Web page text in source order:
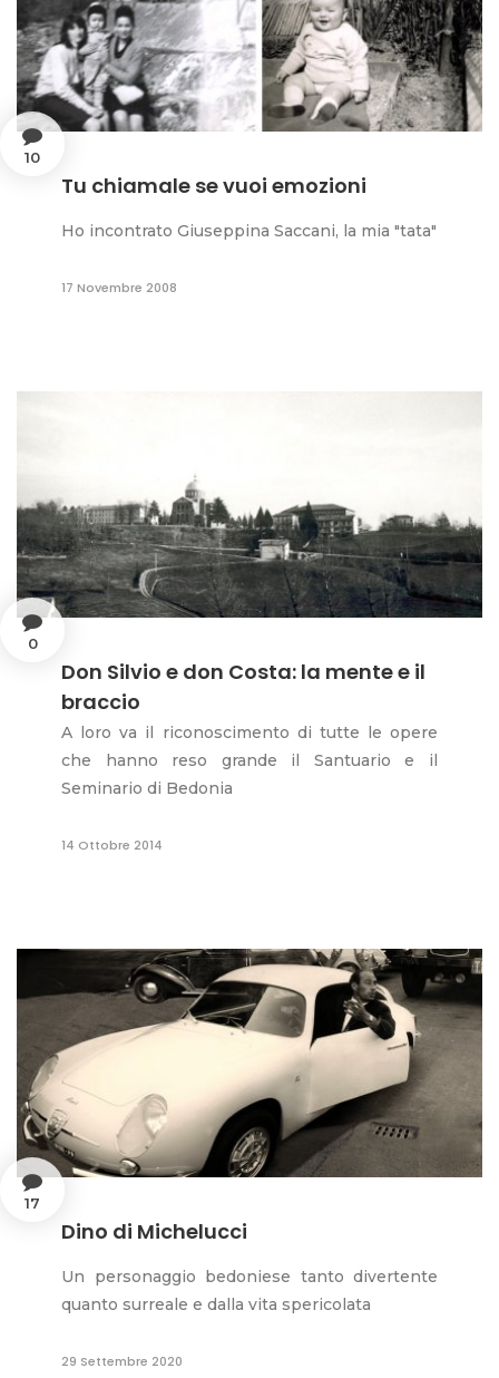
10
Tu chiamale se vuoi emozioni
Ho incontrato Giuseppina Saccani, la mia "tata"
17 Novembre 2008
0
Don Silvio e don Costa: la mente e il
braccio
A loro va il riconoscimento di tutte le opere
che hanno reso grande il Santuario e il
Seminario di Bedonia
14 Ottobre 2014
17
Dino di Michelucci
Un personaggio bedoniese tanto divertente
quanto surreale e dalla vita spericolata
29 Settembre 2020